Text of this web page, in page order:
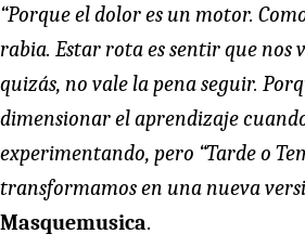
“Porque el dolor es un motor.
rabia. Estar rota es sentir que nos
quizás, no vale la pena seguir.
dimensionar el aprendizaje
experimentando, pero “Tarde o
transformamos en una nueva
Masquemusica.